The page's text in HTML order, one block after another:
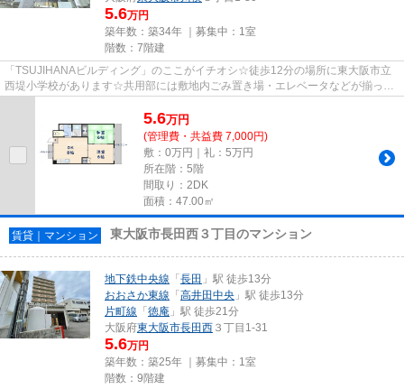
5.6万円
築年数：築34年 ｜募集中： 1室
階数：7階建
「TSUJIHANAビルディング」のここがイチオシ☆徒歩12分の場所に東大阪市立
西堤小学校があります☆共用部には敷地内ごみ置き場・エレベータなどが揃って
おり、とても充実しています☆駐車...
5.6万円
(管理費・共益費 7,000円)
敷：0万円｜礼：5万円
所在階：5階
間取り：2DK
面積：47.00㎡
賃貸｜マンション 東大阪市長田西３丁目のマンション
地下鉄中央線 「長田 」駅 徒歩13分
おおさか東線 「高井田中央 」駅 徒歩13分
片町線 「徳庵 」駅 徒歩21分
大阪府東大阪市長田西 ３丁目1-31
5.6万円
築年数：築25年 ｜募集中： 1室
階数：9階建